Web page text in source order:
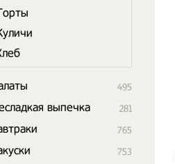
495
выпечка 281
765
753